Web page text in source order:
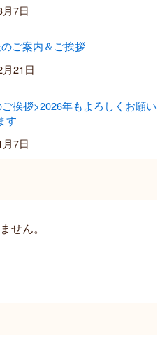
7日
ご案内＆ご挨拶
21日
挨拶>2026年もよろしくお願い
す
7日
せん。